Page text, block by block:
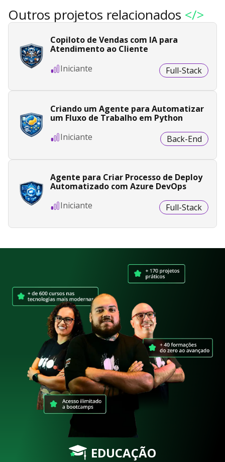
Outros projetos relacionados </>
Copiloto de Vendas com IA para
Atendimento ao Cliente
Iniciante
Full-Stack
Criando um Agente para Automatizar
um Fluxo de Trabalho em Python
Iniciante
Back-End
Agente para Criar Processo de Deploy
Automatizado com Azure DevOps
Iniciante
Full-Stack
EDUCAÇÃO